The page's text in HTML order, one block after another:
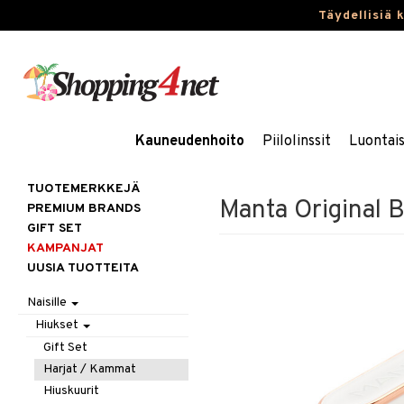
Täydellisiä
Kauneudenhoito Piilolinssit
Manta Original
TUOTEMERKKEJÄ
PREMIUM BRANDS
GIFT SET
KAMPANJAT
UUSIA TUOTTEITA
Naisille
Hiukset
Gift Set
Harjat / Kammat
Hiuskuurit